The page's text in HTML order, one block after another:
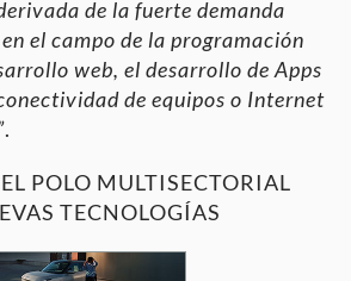
de la fuerte demanda
el campo de la programación
web, el desarrollo de Apps
de equipos o Internet
.
POLO MULTISECTORIAL
TECNOLOGÍAS